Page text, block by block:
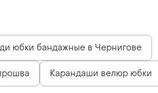
юбки бандажные в Чернигове
Карандаши велюр юбки